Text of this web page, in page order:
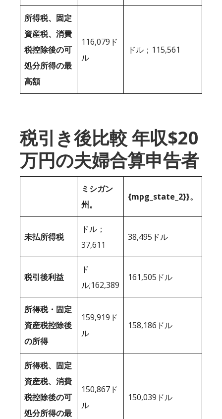
所得税、固定
資産税、消費
税控除後の可
処分所得の最
高額
116,079ド
ル
ドル；115,561
税引き後比較 年収$20
万円の夫婦合算申告者
ミシガン
州。
{mpg_state_2}}。
未払所得税
ドル；
37,611
38,495ドル
税引後利益
ド
ル;162,389
161,505ドル
所得税・固定
資産税控除後
の所得
159,919ド
ル
158,186ドル
所得税、固定
資産税、消費
税控除後の可
処分所得の最
150,867ド
ル
150,039ドル